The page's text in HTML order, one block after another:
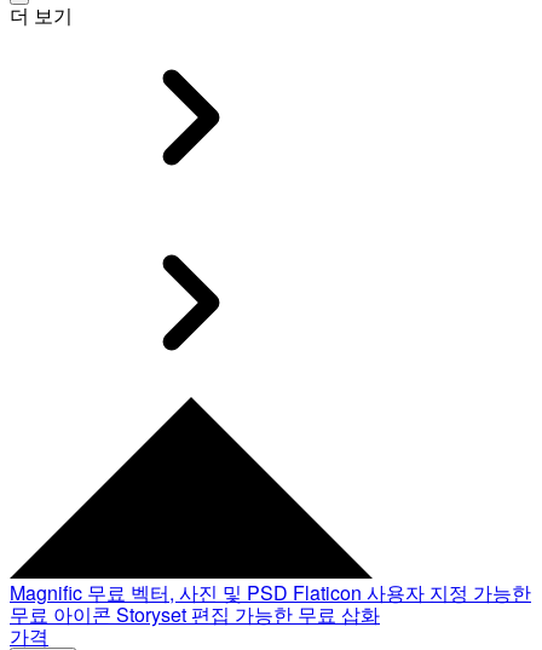
더 보기
Magnific 무료 벡터, 사진 및 PSD Flaticon 사용자 지정 가능한
무료 아이콘 Storyset 편집 가능한 무료 삽화
가격